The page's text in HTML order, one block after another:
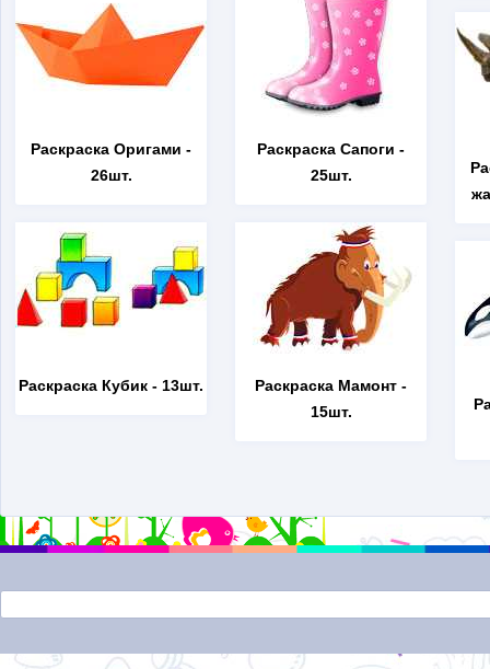
Раскраска Оригами -
26шт.
Раскраска Кубик - 13шт.
Раскраска Сапоги -
25шт.
Раскраска Мамонт -
15шт.